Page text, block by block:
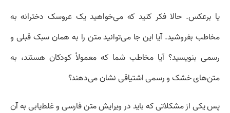
یا برعکس. حالا فکر کنید که می‌خواهید یک عروسک دخترانه به
مخاطب بفروشید. آیا این جا می‌توانید متن را به همان سبک قبلی و
رسمی بنویسید؟ آیا مخاطب شما که معمولاً کودکان هستند، به
متن‌های خشک و رسمی اشتیاقی نشان می‌دهند؟
پس یکی از مشکلاتی که باید در ویرایش متن فارسی و غلط‌‌یابی به آن